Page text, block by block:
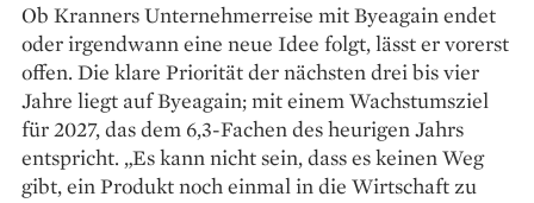
Ob Kranners Unternehmerreise mit Byeagain endet
oder irgendwann eine neue Idee folgt, lässt er vorerst
offen. Die klare Priorität der nächsten drei bis vier
Jahre liegt auf Byeagain; mit einem Wachstumsziel
für 2027, das dem 6,3-Fachen des heurigen Jahrs
entspricht. „Es kann nicht sein, dass es keinen Weg
gibt, ein Produkt noch einmal in die Wirtschaft zu